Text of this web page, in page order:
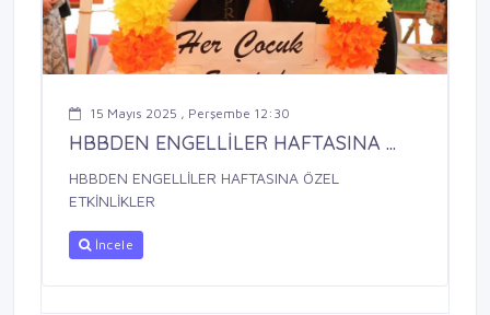
15 Mayıs 2025 , Perşembe 12:30
HBBDEN ENGELLİLER HAFTASINA ...
HBBDEN ENGELLİLER HAFTASINA ÖZEL
ETKİNLİKLER
İncele